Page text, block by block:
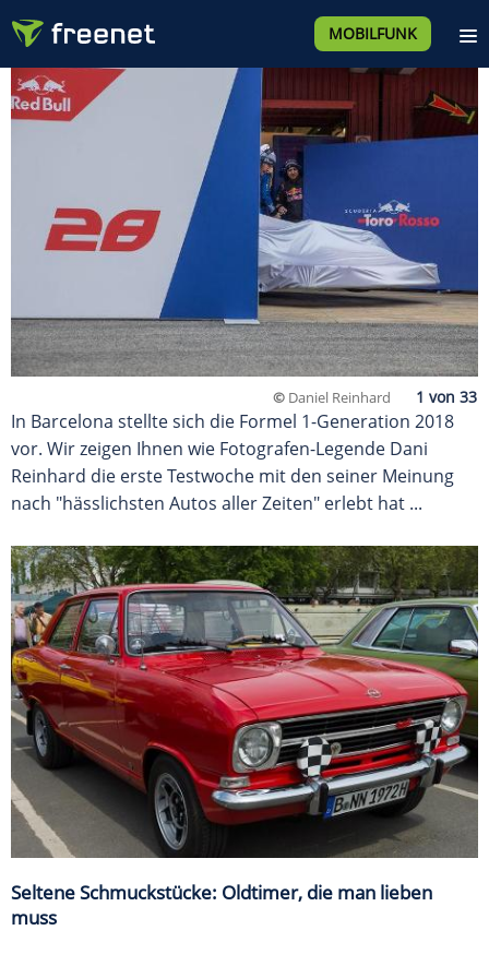
MOBILFUNK
© Daniel Reinhard
In Barcelona stellte sich die Formel 1-Generation 2018
vor. Wir zeigen Ihnen wie Fotografen-Legende Dani
Reinhard die erste Testwoche mit den seiner Meinung
nach "hässlichsten Autos aller Zeiten" erlebt hat ...
Seltene Schmuckstücke: Oldtimer, die man lieben
muss